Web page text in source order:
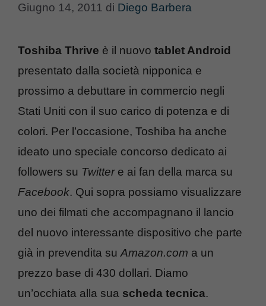
Giugno 14, 2011 di Diego Barbera
Toshiba Thrive è il nuovo tablet Android
presentato dalla società nipponica e
prossimo a debuttare in commercio negli
Stati Uniti con il suo carico di potenza e di
colori. Per l’occasione, Toshiba ha anche
ideato uno speciale concorso dedicato ai
followers su Twittere ai fan della marca su
Facebook. Qui sopra possiamo visualizzare
uno dei filmati che accompagnano il lancio
del nuovo interessante dispositivo che parte
già in prevendita su Amazon.com a un
prezzo base di 430 dollari. Diamo
un’occhiata alla sua scheda tecnica.